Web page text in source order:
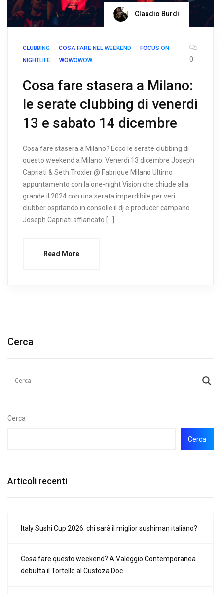
Claudio Burdi
CLUBBING COSA FARE NEL WEEKEND
FOCUS ON
NIGHTLIFE
WOWOWOW 0
Cosa fare stasera a Milano:
le serate clubbing di venerdì
13 e sabato 14 dicembre
Cosa fare stasera a Milano? Ecco le serate clubbing di
questo weekend a Milano. Venerdì 13 dicembre Joseph
Capriati & Seth Troxler @ Fabrique Milano Ultimo
appuntamento con la one-night Vision che chiude alla
grande il 2024 con una serata imperdibile per veri
clubber ospitando in consolle il dj e producer campano
Joseph Capriati affiancato […]
Read More
Cerca
Cerca
Cerca
Articoli recenti
Italy Sushi Cup 2026: chi sarà il miglior sushiman italiano?
Cosa fare questo weekend? A Valeggio Contemporanea
debutta il Tortello al Custoza Doc